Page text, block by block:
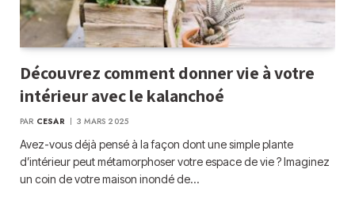
Découvrez comment donner vie à votre
intérieur avec le kalanchoé
PAR CESAR 3 MARS 2025
Avez-vous déjà pensé à la façon dont une simple plante
d’intérieur peut métamorphoser votre espace de vie ? Imaginez
un coin de votre maison inondé de…